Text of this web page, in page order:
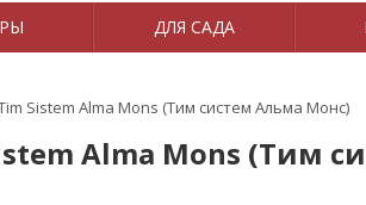
ДЛЯ САДА
Sistem Alma Mons (Тим систем Альма Монс)
Alma Mons (Тим